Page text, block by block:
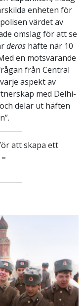
enheten för
värdet av
omslag för att se
deras häfte när 10
en motsvarande
från Central
aspekt av
med Delhi-
delar ut häften
att skapa ett
–